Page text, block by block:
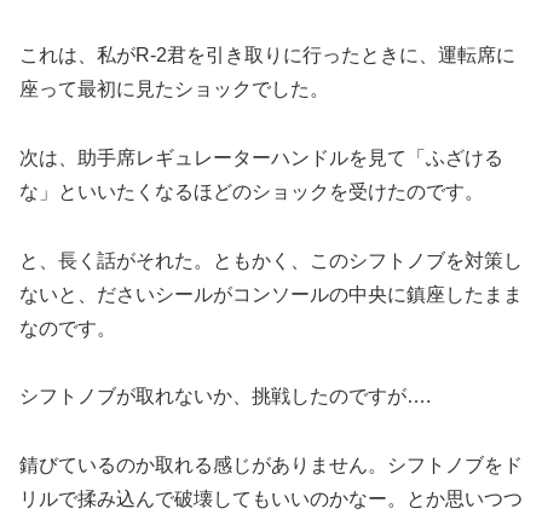
これは、私がR-2君を引き取りに行ったときに、運転席に
座って最初に見たショックでした。
次は、助手席レギュレーターハンドルを見て「ふざける
な」といいたくなるほどのショックを受けたのです。
と、長く話がそれた。ともかく、このシフトノブを対策し
ないと、ださいシールがコンソールの中央に鎮座したまま
なのです。
シフトノブが取れないか、挑戦したのですが….
錆びているのか取れる感じがありません。シフトノブをド
リルで揉み込んで破壊してもいいのかなー。とか思いつつ